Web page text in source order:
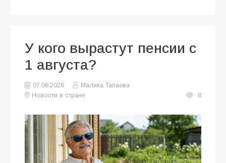
У кого вырастут пенсии с
1 августа?
07.08.2026
Малика Тапаева
Новости в стране
8